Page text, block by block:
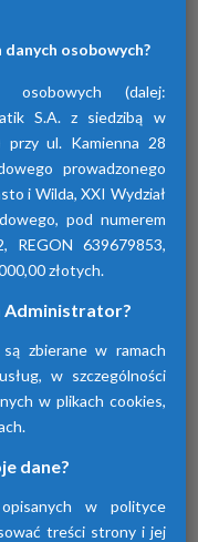
rynku
osobowych?
osobowych (dalej:
S.A. z siedzibą w
przy ul. Kamienna 28
prowadzonego
i Wilda, XXI Wydział
pod numerem
REGON 639679853,
złotych.
Administrator?
zbierane w ramach
w szczególności
w plikach cookies,
dane?
w polityce
treści strony i jej